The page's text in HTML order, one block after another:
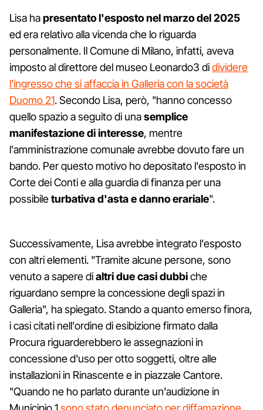
Lisa hapresentato l'esposto nel marzo del 2025
ed era relativo alla vicenda che lo riguarda
personalmente. Il Comune di Milano, infatti, aveva
imposto al direttore del museo Leonardo3 didividere
l'ingresso che si affaccia in Galleria con la società
Duomo 21. Secondo Lisa, però, "hanno concesso
quello spazio a seguito di unasemplice
manifestazione di interesse, mentre
l'amministrazione comunale avrebbe dovuto fare un
bando. Per questo motivo ho depositato l'esposto in
Corte dei Conti e alla guardia di finanza per una
possibileturbativa d'asta e danno erariale".
Successivamente, Lisa avrebbe integrato l'esposto
con altri elementi. "Tramite alcune persone, sono
venuto a sapere dialtri due casi dubbiche
riguardano sempre la concessione degli spazi in
Galleria", ha spiegato. Stando a quanto emerso finora,
i casi citati nell'ordine di esibizione firmato dalla
Procura riguarderebbero le assegnazioni in
concessione d'uso per otto soggetti, oltre alle
installazioni in Rinascente e in piazzale Cantore.
"Quando ne ho parlato durante un'audizione in